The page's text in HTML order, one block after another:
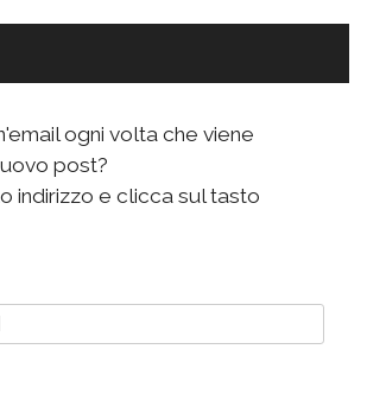
ogni volta che viene
post?
indirizzo e clicca sul tasto